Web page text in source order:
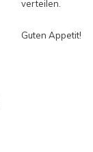
verteilen.
Guten Appetit!